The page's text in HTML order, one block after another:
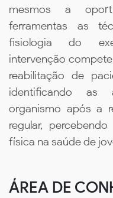
mesmos a
ferramentas as
fisiologia do
intervenção
reabilitação de
identificando as
organismo após a
regular,
física na saúde de
ÁREA DE